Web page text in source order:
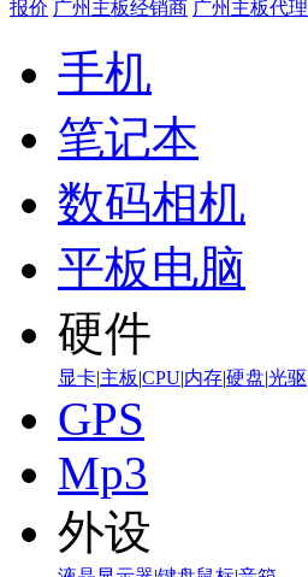
报价 广州主板经销商 广州主板代理
手机
笔记本
数码相机
平板电脑
硬件
显卡|主板|CPU|内存|硬盘|光驱
GPS
Mp3
外设